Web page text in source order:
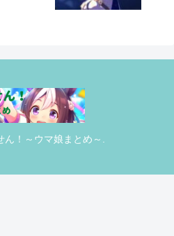
！～ウマ娘まとめ～.